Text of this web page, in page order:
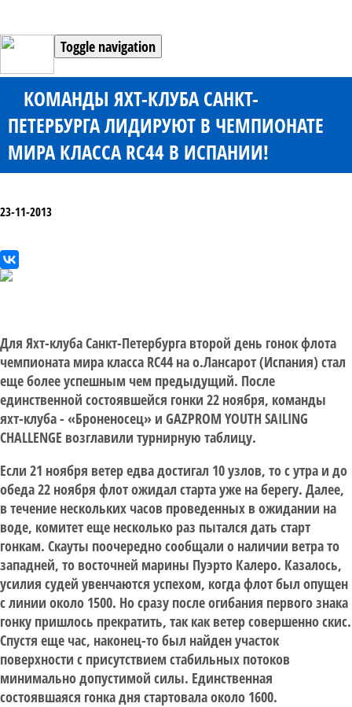
Toggle navigation
КОМАНДЫ ЯХТ-КЛУБА САНКТ-
ПЕТЕРБУРГА ЛИДИРУЮТ В ЧЕМПИОНАТЕ
МИРА КЛАССА RC44 В ИСПАНИИ!
23-11-2013
Для Яхт-клуба Санкт-Петербурга второй день гонок флота
чемпионата мира класса RC44 на о.Лансарот (Испания) стал
еще более успешным чем предыдущий. После
единственной состоявшейся гонки 22 ноября, команды
яхт-клуба - «Броненосец» и GAZPROM YOUTH SAILING
CHALLENGE возглавили турнирную таблицу.
Если 21 ноября ветер едва достигал 10 узлов, то с утра и до
обеда 22 ноября флот ожидал старта уже на берегу. Далее,
в течение нескольких часов проведенных в ожидании на
воде, комитет еще несколько раз пытался дать старт
гонкам. Скауты поочередно сообщали о наличии ветра то
западней, то восточней марины Пуэрто Калеро. Казалось,
усилия судей увенчаются успехом, когда флот был опущен
с линии около 1500. Но сразу после огибания первого знака
гонку пришлось прекратить, так как ветер совершенно скис.
Спустя еще час, наконец-то был найден участок
поверхности с присутствием стабильных потоков
минимально допустимой силы. Единственная
состоявшаяся гонка дня стартовала около 1600.